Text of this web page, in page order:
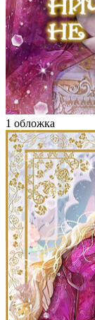
1 обложка